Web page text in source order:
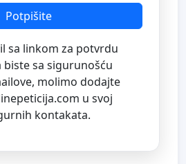
Potpišite
sa linkom za potvrdu
biste sa sigurunošću
molimo dodajte
u svoj
kontakata.